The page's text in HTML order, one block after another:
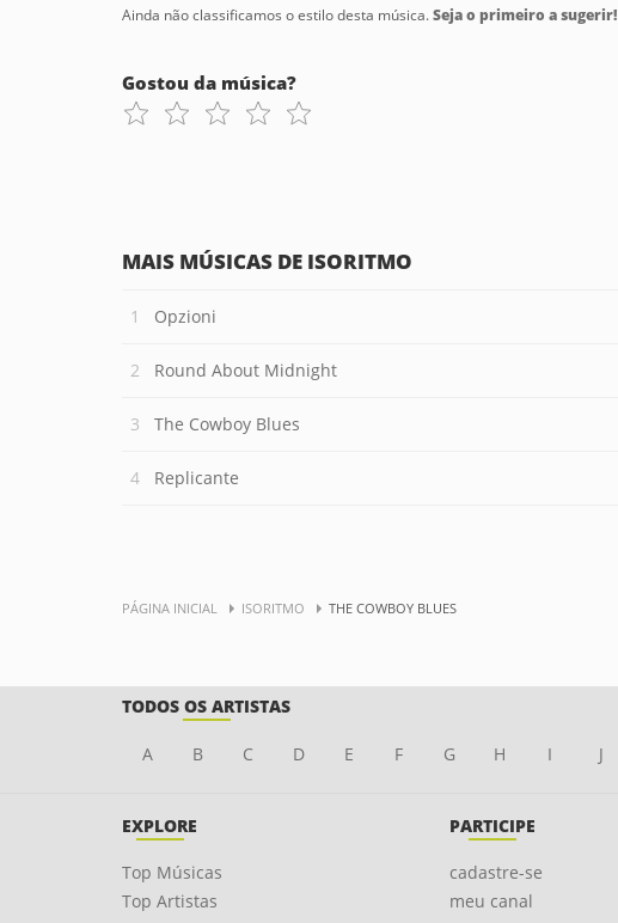
Ainda não classificamos o estilo desta música.Seja o primeiro a sugerir!
Gostou da música?
MAIS MÚSICAS DE ISORITMO
Opzioni
Round About Midnight
The Cowboy Blues
Replicante
PÁGINA INICIAL ISORITMO THE COWBOY BLUES
TODOS OS ARTISTAS
A B C D E F G H I J
EXPLORE
Top Músicas
Top Artistas
PARTICIPE
cadastre-se
meu canal